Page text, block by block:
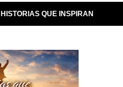
HISTORIAS QUE INSPIRAN